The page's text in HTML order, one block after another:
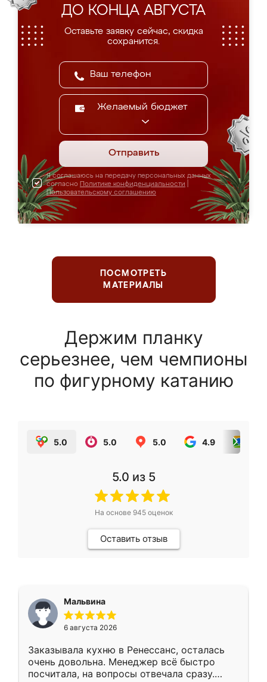
ДО КОНЦА АВГУСТА
Оставьте заявку сейчас, скидка
сохранится.
Желаемый бюджет
Отправить
Я соглашаюсь на передачу персональных данных
согласно Политике конфиденциальности
Пользовательскому соглашению
ПОСМОТРЕТЬ
МАТЕРИАЛЫ
Держим планку
серьезнее, чем чемпионы
по фигурному катанию
5.0 5.0 5.0 4.9
5.0 из 5
На основе 945оценок
Оставить отзыв
Мальвина
6 августа 2026
Заказывала кухню в Ренессанс, осталась
очень довольна. Менеджер всё быстро
посчитала, на вопросы отвечала сразу.